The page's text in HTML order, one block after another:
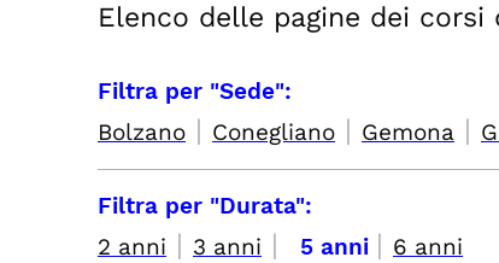
Elenco delle pagine dei
Filtra per "Sede":
Bolzano | Conegliano | Gemona |
Filtra per "Durata":
2 anni | 3 anni | 5 anni | 6 anni